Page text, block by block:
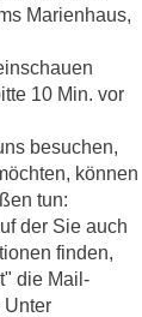
Marienhaus,
10 Min. vor
besuchen,
können
tun:
der Sie auch
finden,
die Mail-
Unter